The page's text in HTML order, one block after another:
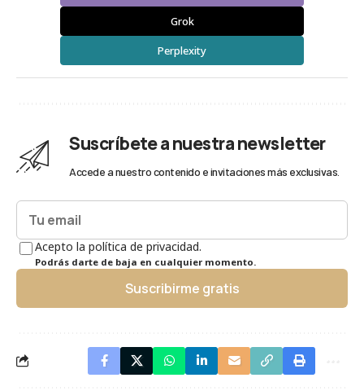
Grok
Perplexity
Suscríbete a nuestra newsletter
Accede a nuestro contenido e invitaciones más exclusivas.
Acepto la política de privacidad.
Podrás darte de baja en cualquier momento.
Suscribirme gratis